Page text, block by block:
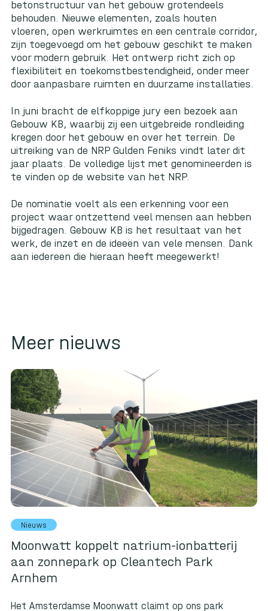
betonstructuur van het gebouw grotendeels
behouden. Nieuwe elementen, zoals houten
vloeren, open werkruimtes en een centrale corridor,
zijn toegevoegd om het gebouw geschikt te maken
voor modern gebruik. Het ontwerp richt zich op
flexibiliteit en toekomstbestendigheid, onder meer
door aanpasbare ruimten en duurzame installaties.
In juni bracht de elfkoppige jury een bezoek aan
Gebouw KB, waarbij zij een uitgebreide rondleiding
kregen door het gebouw en over het terrein. De
uitreiking van de NRP Gulden Feniks vindt later dit
jaar plaats. De volledige lijst met genomineerden is
te vinden op de website van het NRP.
De nominatie voelt als een erkenning voor een
project waar ontzettend veel mensen aan hebben
bijgedragen. Gebouw KB is het resultaat van het
werk, de inzet en de ideeën van vele mensen. Dank
aan iedereen die hieraan heeft meegewerkt!
Meer nieuws
Nieuws
Moonwatt koppelt natrium-ionbatterij
aan zonnepark op Cleantech Park
Arnhem
Het Amsterdamse Moonwatt claimt op ons park